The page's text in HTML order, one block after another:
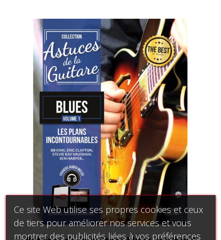
Ce site Web utilise ses propres cookies et ceux
de tiers pour améliorer nos services et vous
montrer des publicités liées à vos préférences